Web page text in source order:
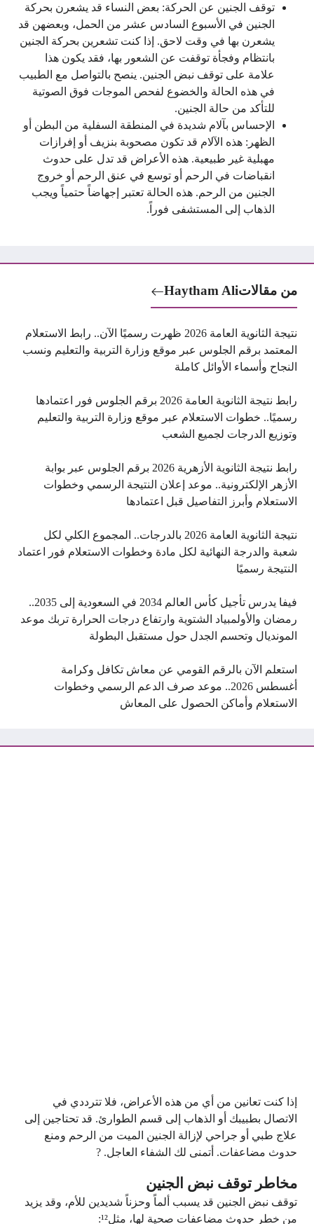
توقف الجنين عن الحركة: بعض النساء قد يشعرن بحركة
الجنين في الأسبوع السادس عشر من الحمل، وبعضهن قد
يشعرن بها في وقت لاحق. إذا كنت تشعرين بحركة الجنين
بانتظام وفجأة توقفت عن الشعور بها، فقد يكون هذا
علامة على توقف نبض الجنين. ينصح بالتواصل مع الطبيب
في هذه الحالة والخضوع لفحص الموجات فوق الصوتية
للتأكد من حالة الجنين.
الإحساس بآلام شديدة في المنطقة السفلية من البطن أو
الظهر: هذه الآلام قد تكون مصحوبة بنزيف أو إفرازات
مهبلية غير طبيعية. هذه الأعراض قد تدل على حدوث
انقباضات في الرحم أو توسع في عنق الرحم أو خروج
الجنين من الرحم. هذه الحالة تعتبر إجهاضاً حتمياً ويجب
الذهاب إلى المستشفى فوراً.
من مقالاتHaytham Ali
نتيجة الثانوية العامة 2026 ظهرت رسميًا الآن.. رابط الاستعلام
المعتمد برقم الجلوس عبر موقع وزارة التربية والتعليم ونسب
النجاح وأسماء الأوائل كاملة
رابط نتيجة الثانوية العامة 2026 برقم الجلوس فور اعتمادها
رسميًا.. خطوات الاستعلام عبر موقع وزارة التربية والتعليم
وتوزيع الدرجات لجميع الشعب
رابط نتيجة الثانوية الأزهرية 2026 برقم الجلوس عبر بوابة
الأزهر الإلكترونية.. موعد إعلان النتيجة الرسمي وخطوات
الاستعلام وأبرز التفاصيل قبل اعتمادها
نتيجة الثانوية العامة 2026 بالدرجات.. المجموع الكلي لكل
شعبة والدرجة النهائية لكل مادة وخطوات الاستعلام فور اعتماد
النتيجة رسميًا
فيفا يدرس تأجيل كأس العالم 2034 في السعودية إلى 2035..
رمضان والأولمبياد الشتوية وارتفاع درجات الحرارة تربك موعد
المونديال وتحسم الجدل حول مستقبل البطولة
استعلم الآن بالرقم القومي عن معاش تكافل وكرامة
أغسطس 2026.. موعد صرف الدعم الرسمي وخطوات
الاستعلام وأماكن الحصول على المعاش
إذا كنت تعانين من أي من هذه الأعراض، فلا تترددي في
الاتصال بطبيبك أو الذهاب إلى قسم الطوارئ. قد تحتاجين إلى
علاج طبي أو جراحي لإزالة الجنين الميت من الرحم ومنع
حدوث مضاعفات. أتمنى لك الشفاء العاجل. ?
مخاطر توقف نبض الجنين
توقف نبض الجنين قد يسبب ألماً وحزناً شديدين للأم، وقد يزيد
من خطر حدوث مضاعفات صحية لها، مثل¹²: